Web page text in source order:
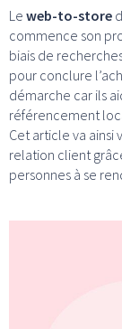
Le web-to-store
commence son
biais de
pour conclure
démarche car ils
référencement
Cet article va ainsi
relation client
personnes à se